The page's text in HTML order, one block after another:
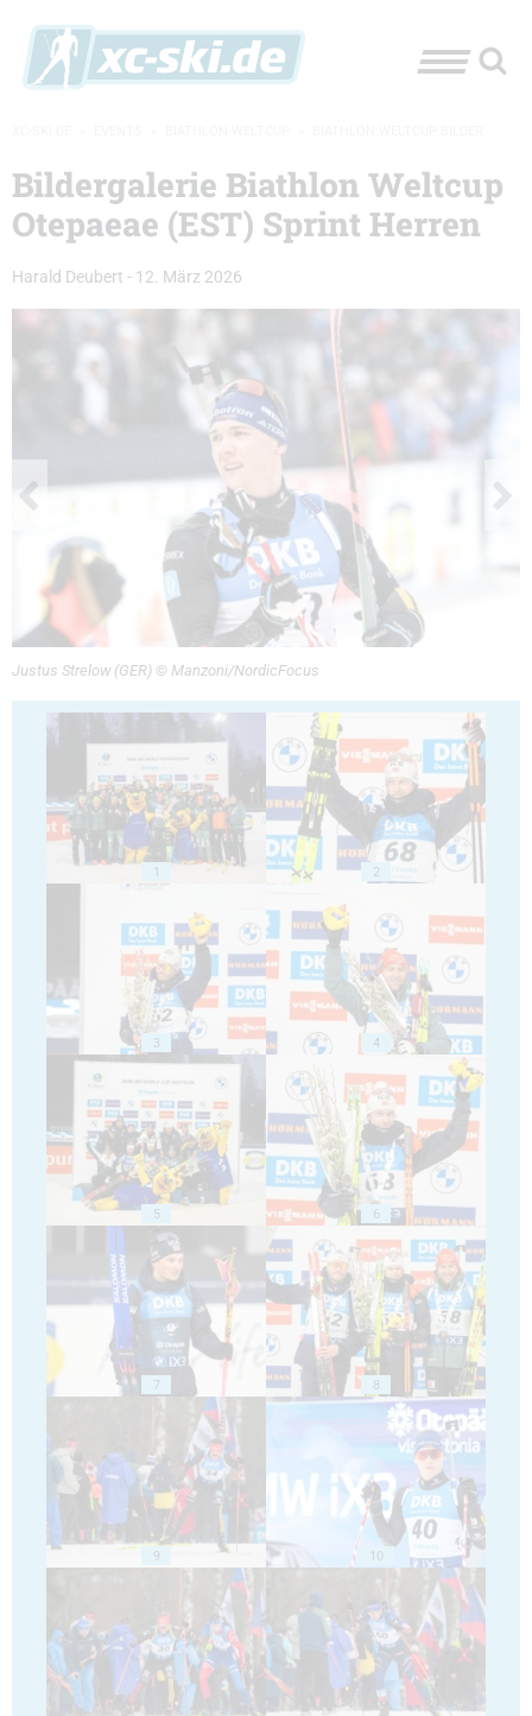
Bildergalerie Biathlon Weltcup
Otepaeae (EST) Sprint Herren
Harald Deubert - 12. März 2026
Justus Strelow (GER) © Manzoni/NordicFocus
1 2
3 4
5 6
7 8
9 10